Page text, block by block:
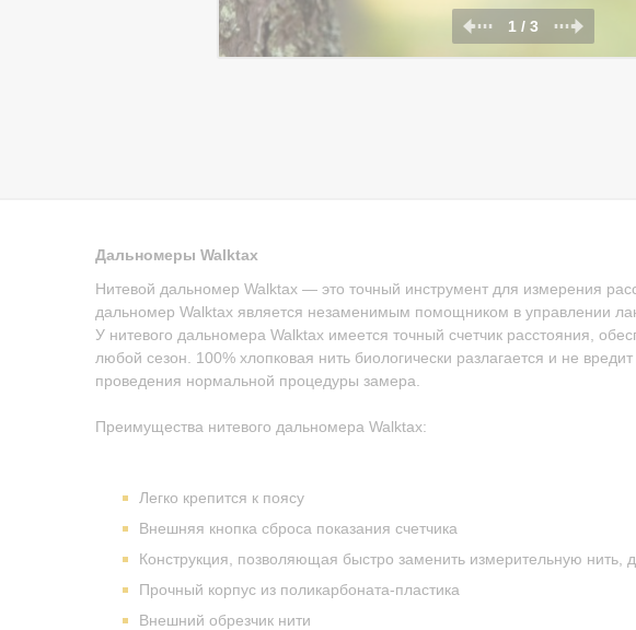
1 / 3
Дальномеры Walktax
Нитевой дальномер Walktax — это точный инструмент для измерения
дальномер Walktax является незаменимым помощником в управлении
У нитевого дальномера Walktax имеется точный счетчик расстояния,
любой сезон. 100% хлопковая нить биологически разлагается и не
проведения нормальной процедуры замера.
Преимущества нитевого дальномера Walktax:
Легко крепится к поясу
Внешняя кнопка сброса показания счетчика
Конструкция, позволяющая быстро заменить измерительную нить,
Прочный корпус из поликарбоната-пластика
Внешний обрезчик нити